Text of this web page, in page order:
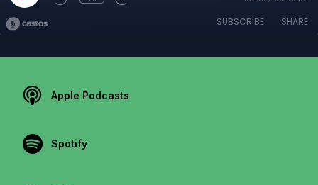
SUBSCRIBE SHARE
Apple Podcasts
Spotify